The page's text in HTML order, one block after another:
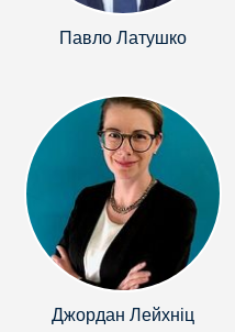
Павло Латушко
Джордан Лейхніц